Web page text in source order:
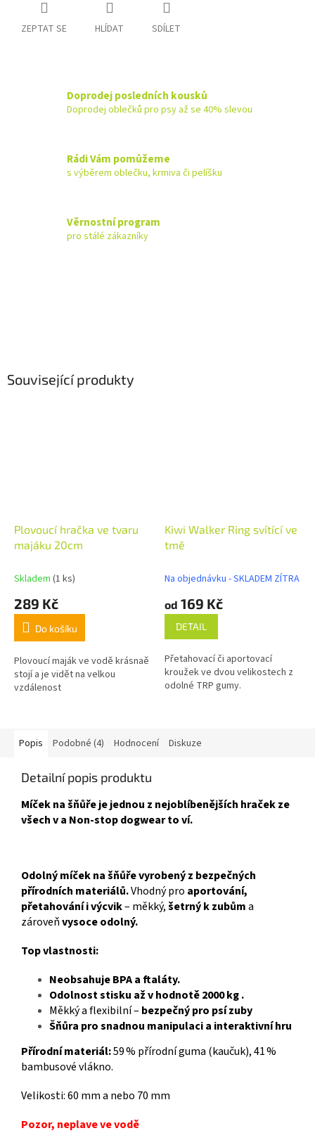
ZEPTAT SE HLÍDAT SDÍLET
Doprodej posledních kousků
Doprodej oblečků pro psy až se 40% slevou
Rádi Vám pomůžeme
s výběrem oblečku, krmiva či pelíšku
Věrnostní program
pro stálé zákazníky
Související produkty
Plovoucí hračka ve tvaru
majáku 20cm
Skladem (1 ks)
289 Kč
Do košíku
Plovoucí maják ve vodě krásnaě
stojí a je vidět na velkou
vzdálenost
Kiwi Walker Ring svítící ve
tmě
Na objednávku - SKLADEM ZÍTRA
od 169 Kč
DETAIL
Přetahovací či aportovací
kroužek ve dvou velikostech z
odolné TRP gumy.
Popis Podobné (4) Hodnocení Diskuze
Detailní popis produktu
Míček na šňůře je jednou z nejoblíbenějších hraček ze
všech v a Non-stop dogwear to ví.
Odolný míček na šňůře vyrobený z bezpečných
přírodních materiálů.Vhodný pro aportování,
přetahování i výcvik– měkký,šetrný k zubůma
zároveňvysoce odolný.
Top vlastnosti:
Neobsahuje BPA a ftaláty.
Odolnost stisku až v hodnotě 2000 kg .
Měkký a flexibilní – bezpečný pro psí zuby
Šňůra pro snadnou manipulaci a interaktivní hru
Přírodní materiál:59 % přírodní guma (kaučuk), 41 %
bambusové vlákno.
Velikosti: 60 mm a nebo 70 mm
Pozor, neplave ve vodě